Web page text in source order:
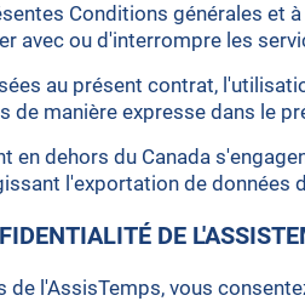
Conditions générales et
avec ou d'interrompre les
au présent contrat,
de manière expresse dans le
en dehors du Canada
l'exportation de données
DE
de l'AssisTemps, vous